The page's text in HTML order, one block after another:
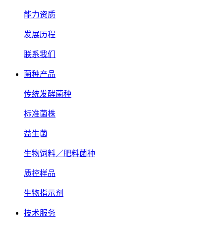
能力资质
发展历程
联系我们
菌种产品
传统发酵菌种
标准菌株
益生菌
生物饲料／肥料菌种
质控样品
生物指示剂
技术服务